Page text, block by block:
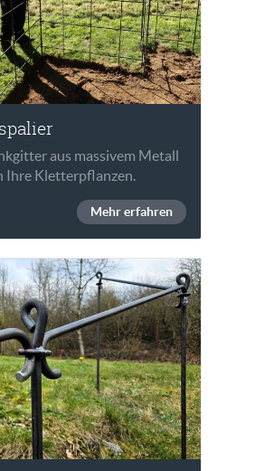
aus massivem Metall
Ihre Kletterpflanzen.
Mehr erfahren